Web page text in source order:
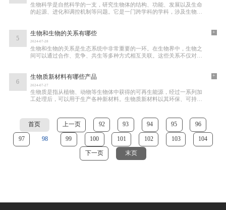
生物科学是自然科学的一支，研究生物体的结构、功能、发展以及生命
的起源、进化和调控机制等问题。它是一门跨学科的学科，涉及生物
5
生物和生物的关系有哪些
2024-07-28
生物和生物的关系是生态系统中非常重要的一环。在生物界中，生物之
间可以通过合作、竞争、共生等多种方式相互关联。这些关系不仅对个
+
6
生物质新材料有哪些产品
2024-07-27
生物质是指从植物、动物等生物体中获得的可再生能源，经过一系列加
工处理后，可以用于生产各种新材料。生物质新材料以其环保、可持续
+
首页 上一页 92 93 94 95 96
97 98 99 100 101 102 103
104
下一页
末页